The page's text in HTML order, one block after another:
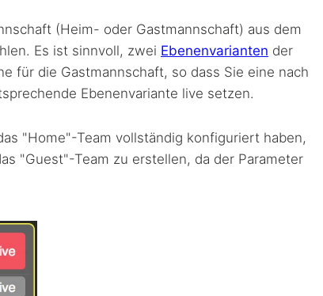
(Heim- oder Gastmannschaft) aus dem
Es ist sinnvoll, zwei Ebenenvarianten der
für die Gastmannschaft, so dass Sie eine nach
Ebenenvariante live setzen.
"Home"-Team vollständig konfiguriert haben,
"Guest"-Team zu erstellen, da der Parameter